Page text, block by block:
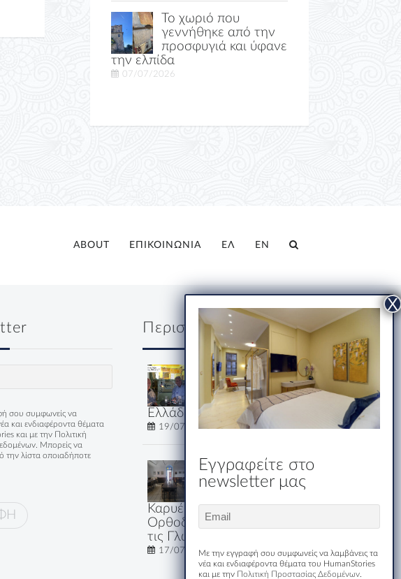
Το χωριό που
γεννήθηκε από την
προσφυγιά και ύφανε
την ελπίδα
07/07/2026
ABOUT ΕΠΙΚΟΙΝΩΝΙΑ ΕΛ EN
σου συμφωνείς να
και ενδιαφέροντα θέματα
και με την
Πολιτική
. Μπορείς να
την λίστα οποιαδήποτε
Περισσότερα
Δύο κύριοι, ένα
ουζάκι και μία
ολόκληρη
Ελλάδα
19/07/2026
Εστιατόριο-
Ξενώνας
Καρυές: Εκεί που η
Ορθοδοξία Μιλάει Όλες
τις Γλώσσες του Κόσμου
17/07/2026
Εγγραφείτε στο
newsletter μας
Με την εγγραφή σου συμφωνείς να λαμβάνεις τα
νέα και ενδιαφέροντα θέματα του HumanStories
και με την Πολιτική Προστασίας Δεδομένων